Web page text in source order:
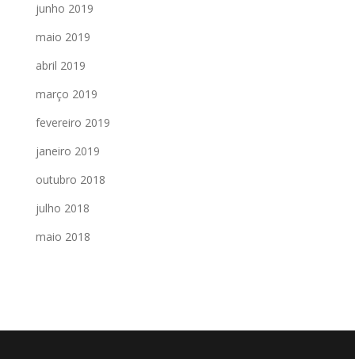
junho 2019
maio 2019
abril 2019
março 2019
fevereiro 2019
janeiro 2019
outubro 2018
julho 2018
maio 2018